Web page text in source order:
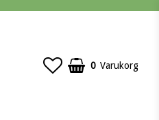
0 Varukorg